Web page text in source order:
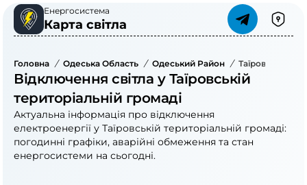
Енергосистема
Карта світла
Головна / Одеська Область / Одеський Район / Таїровська
Відключення світла у Таїровській
територіальній громаді
Актуальна інформація про відключення
електроенергії у Таїровській територіальній громаді:
погодинні графіки, аварійні обмеження та стан
енергосистеми на сьогодні.